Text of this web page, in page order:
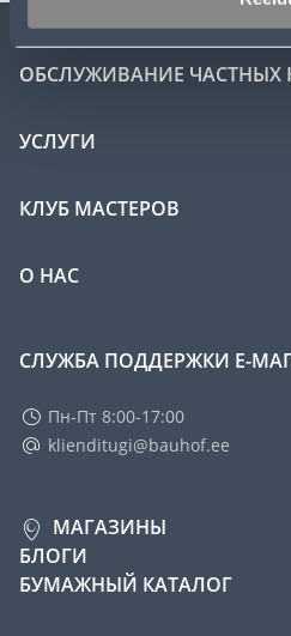
ОБСЛУЖИВАНИЕ ЧАСТНЫХ
УСЛУГИ
КЛУБ МАСТЕРОВ
О НАС
СЛУЖБА ПОДДЕРЖКИ Е-
Пн-Пт 8:00-17:00
klienditugi@bauhof.ee
МАГАЗИНЫ
БЛОГИ
БУМАЖНЫЙ КАТАЛОГ